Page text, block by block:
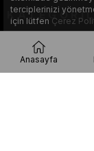
Bu
terciplerinizi
için lütfen Çerez
Anasayfa